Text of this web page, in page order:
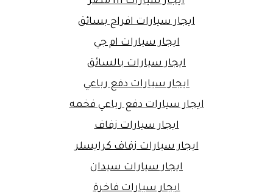
ايجار سيارات افراح بسائق
ايجار سيارات ام جي
ايجار سيارات بالسائق
ايجار سيارات دفع رباعي
ايجار سيارات دفع رباعي فخمه
ايجار سيارات زفاف
ايجار سيارات زفاف كرايسلر
ايجار سيارات سيدان
ايجار سيارات فاخرة